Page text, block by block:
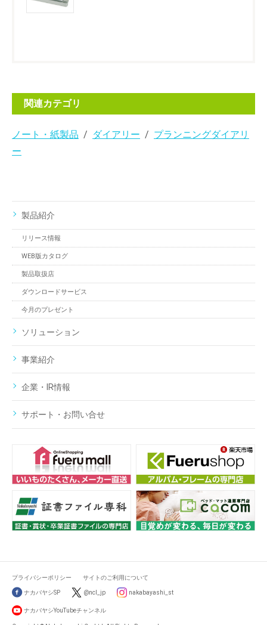
関連カテゴリ
ノート・紙製品 ダイアリー
プランニングダイアリ
ー
製品紹介
リリース情報
WEB版カタログ
製品取扱店
ダウンロードサービス
今月のプレゼント
ソリューション
事業紹介
企業・IR情報
サポート・お問い合せ
プライバシーポリシー サイトのご利用について
ナカバヤシSP @ncl_jp nakabayashi_st
ナカバヤシYouTubeチャンネル